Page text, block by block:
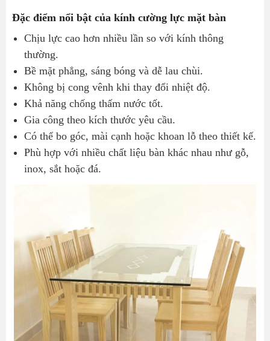
Cách bảo quản kính mặt bàn ăn cường lực luôn như mới
Kết luận
Câu hỏi thường gặp
1. Kính mặt bàn ăn cường lực nên chọn độ dày bao
nhiêu?
2. Kính mặt bàn ăn cường lực có dễ vỡ không?
3. Có thể đặt kính theo kích thước riêng không?
4. Mặt kính có bị trầy xước sau thời gian sử dụng
không?
Đặc điểm nổi bật của kính cường lực mặt bàn
Chịu lực cao hơn nhiều lần so với kính thông
thường.
Bề mặt phẳng, sáng bóng và dễ lau chùi.
Không bị cong vênh khi thay đổi nhiệt độ.
Khả năng chống thấm nước tốt.
Gia công theo kích thước yêu cầu.
Có thể bo góc, mài cạnh hoặc khoan lỗ theo thiết kế.
Phù hợp với nhiều chất liệu bàn khác nhau như gỗ,
inox, sắt hoặc đá.